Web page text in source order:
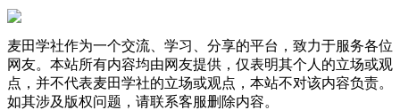
麦田学社作为一个交流、学习、分享的平台，致力于服务各位
网友。本站所有内容均由网友提供，仅表明其个人的立场或观
点，并不代表麦田学社的立场或观点，本站不对该内容负责。
如其涉及版权问题，请联系客服删除内容。